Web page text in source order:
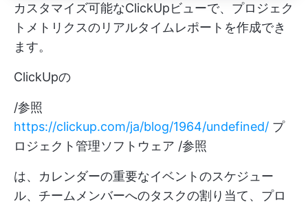
カスタマイズ可能なClickUpビューで、プロジェク
トメトリクスのリアルタイムレポートを作成でき
ます。
ClickUpの
/参照
https://clickup.com/ja/blog/1964/undefined/ プ
ロジェクト管理ソフトウェア /参照
は、カレンダーの重要なイベントのスケジュー
ル、チームメンバーへのタスクの割り当て、プロ